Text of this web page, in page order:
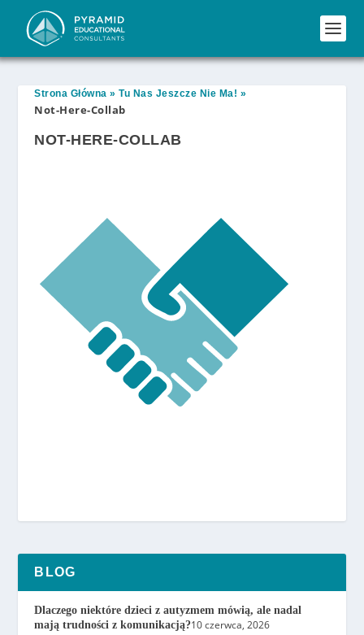
Strona Główna »Tu Nas Jeszcze Nie Ma! »
Not-Here-Collab
NOT-HERE-COLLAB
BLOG
Dlaczego niektóre dzieci z autyzmem mówią, ale nadal
mają trudności z komunikacją?10 czerwca, 2026